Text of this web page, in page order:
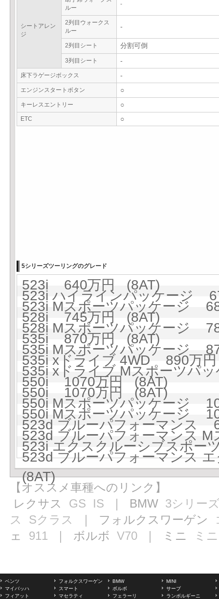
シートアレン
ジ
ルー
-
2列目ウォークス
ルー
-
2列目シート 分割可倒
3列目シート -
床下ラゲージボックス -
エンジンスタートボタン ○
キーレスエントリー ○
ETC ○
5シリーズツーリングのグレード
523i 640万円 (8AT)
523i ハイラインパッケージ
523i Mスポーツパッケージ
528i 745万円 (8AT)
528i Mスポーツパッケージ
535i 870万円 (8AT)
535i Mスポーツパッケージ
535i xドライブ 4WD 890万
535i xドライブ Mスポーツパ
550i 1070万円 (8AT)
550i 1070万円 (8AT)
550i Mスポーツパッケージ
550i Mスポーツパッケージ
523d ブルーパフォーマンス
523d ブルーパフォーマンス
523i エクスクルーシブスポ
523d ブルーパフォーマンス
(8AT)
【オススメ車種へのリンク】
レクサス GS IS ｜ BMW 3シリー
ス
Sクラス ｜ フォルクスワーゲン
ェ 911 ｜ ボルボ V70 ｜ ミニ ミニ
ベンツ フォルクスワーゲン BMW
MINI
マイバッハ
スマート ボルボ
サーブ
フィアット
マセラティ フェラーリ ランボルギーニ